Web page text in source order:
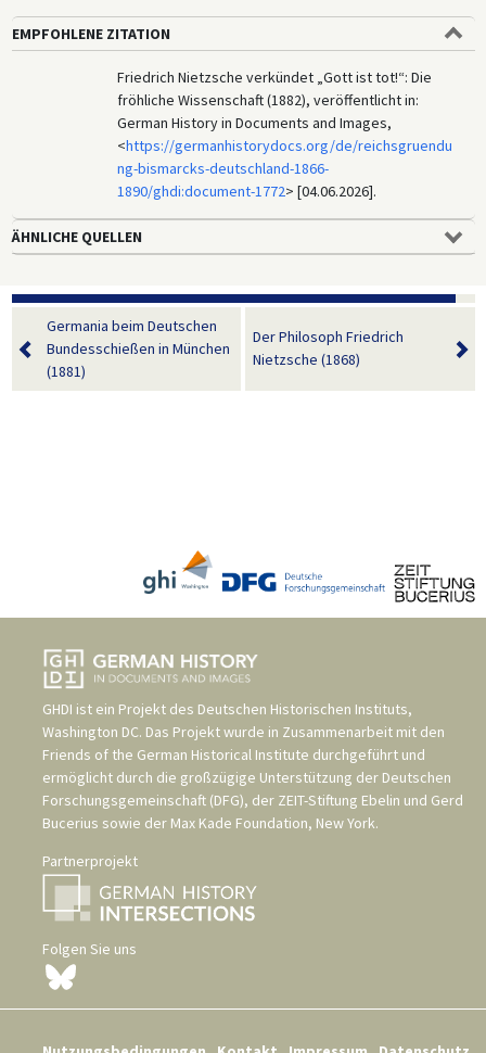
EMPFOHLENE ZITATION
Friedrich Nietzsche verkündet „Gott ist tot!“: Die
fröhliche Wissenschaft (1882), veröffentlicht in:
German History in Documents and Images,
<https://germanhistorydocs.org/de/reichsgruendu
ng-bismarcks-deutschland-1866-
1890/ghdi:document-1772> [04.06.2026].
ÄHNLICHE QUELLEN
Germania beim Deutschen
Bundesschießen in München
(1881)
Der Philosoph Friedrich
Nietzsche (1868)
GHDI ist ein Projekt des Deutschen Historischen Instituts,
Washington DC. Das Projekt wurde in Zusammenarbeit mit den
Friends of the German Historical Institute durchgeführt und
ermöglicht durch die großzügige Unterstützung der Deutschen
Forschungsgemeinschaft (DFG), der ZEIT-Stiftung Ebelin und Gerd
Bucerius sowie der Max Kade Foundation, New York.
Partnerprojekt
Folgen Sie uns